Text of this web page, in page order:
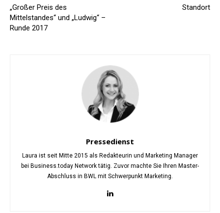
„Großer Preis des
Mittelstandes“ und „Ludwig“ –
Runde 2017
Standort
Pressedienst
Laura ist seit Mitte 2015 als Redakteurin und Marketing Manager
bei Business.today Network tätig. Zuvor machte Sie Ihren Master-
Abschluss in BWL mit Schwerpunkt Marketing.